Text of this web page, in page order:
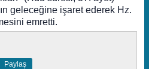
geleceğine işaret ederek Hz.
emretti.
Paylaş